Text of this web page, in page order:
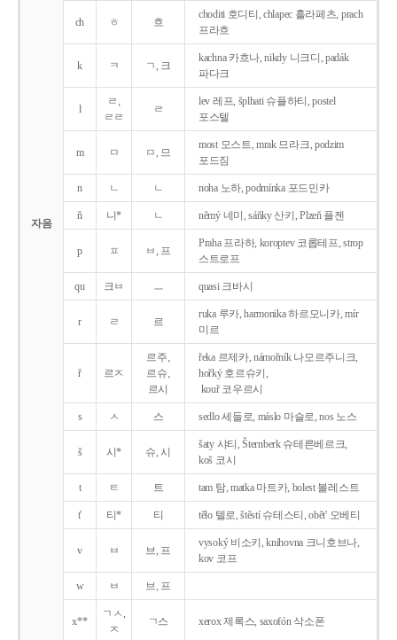
자음
ch ㅎ 흐
choditi 호디티, chlapec 흘라페츠, prach
프라흐
k ㅋ ㄱ, 크
kachna 카흐나, nikdy 니크디, padák
파다크
l
ㄹ,
ㄹㄹ
ㄹ
lev 레프, šplhati 슈플하티, postel
포스텔
m ㅁ ㅁ, 므
most 모스트, mrak 므라크, podzim
포드짐
n ㄴ ㄴ noha 노하, podmínka 포드민카
ň 니* ㄴ němý 네미, sáňky 산키, Plzeň 플젠
p ㅍ ㅂ, 프
Praha 프라하, koroptev 코롭테프, strop
스트로프
qu 크ㅂ ㅡ quasi 크바시
r ㄹ 르
ruka 루카, harmonika 하르모니카, mír
미르
ř 르ㅈ
르주,
르슈,
르시
řeka 르제카, námořník 나모르주니크,
hořký 호르슈키,
kouř 코우르시
s ㅅ 스 sedlo 세들로, máslo 마슬로, nos 노스
š 시* 슈, 시
šaty 샤티, Šternberk 슈테른베르크,
koš 코시
t ㅌ 트 tam 탐, matka 마트카, bolest 볼레스트
t' 티* 티 tělo 텔로, štěstí 슈테스티, obět' 오베티
v ㅂ 브, 프
vysoký 비소키, knihovna 크니호브나,
kov 코프
w ㅂ 브, 프
x**
ㄱㅅ,
ㅈ
ㄱ스 xerox 제록스, saxofón 삭소폰